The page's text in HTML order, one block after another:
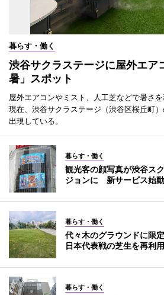
暮らす・働く
渋谷サクラステージに屋外エア
暑」スポット
屋外エアコンやミスト、人工芝などで暑さ
現在、渋谷サクラステージ（渋谷区桜丘町
出現している。
暮らす・働く
観光客の顔写真が渋谷ス
ジョンに 新サービス始
暮らす・働く
代々木のグラウンドに限
日本代表戦の芝生を再利用
暮らす・働く